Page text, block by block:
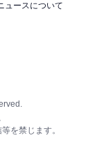
ュースについて
を禁じます。